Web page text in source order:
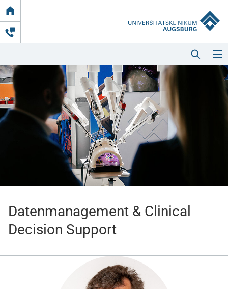
Link
zur
Startseite
Kliniken & Einrichtungen
Datenmanagement & Clinical
Decision Support